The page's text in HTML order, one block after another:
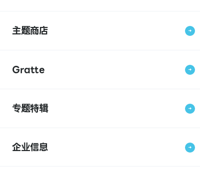
主题商店
Gratte
专题特辑
企业信息